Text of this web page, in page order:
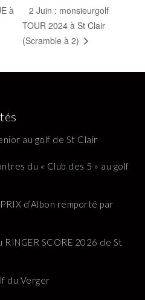
à
2 Juin : monsieurgolf
TOUR 2024 à St Clair
(Scramble à 2)
au golf de St Clair
du « Club des 5 » au golf
d’Albon remporté par
SCORE 2026 de St
du Verger